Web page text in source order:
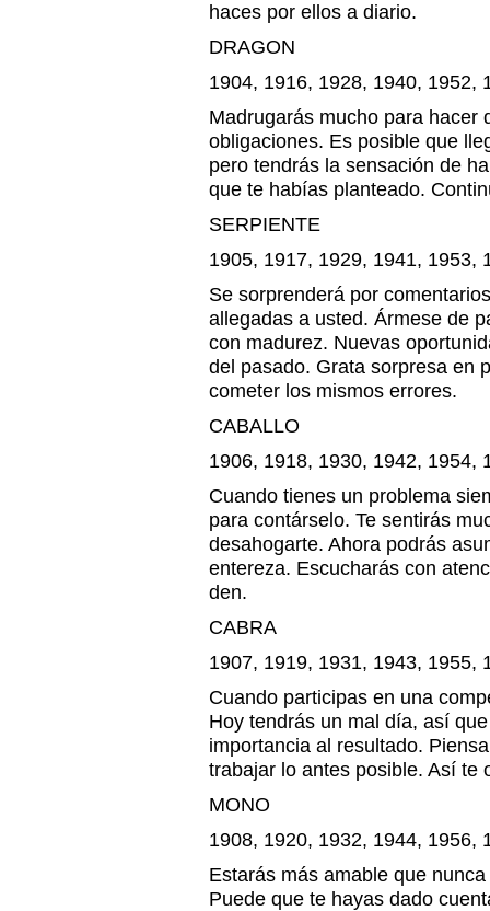
haces por ellos a diario.
DRAGON
1904, 1916, 1928, 1940, 1952,
Madrugarás mucho para hacer
obligaciones. Es posible que
pero tendrás la sensación de
que te habías planteado.
SERPIENTE
1905, 1917, 1929, 1941, 1953,
Se sorprenderá por
allegadas a usted. Ármese de
con madurez. Nuevas
del pasado. Grata sorpresa en
cometer los mismos errores.
CABALLO
1906, 1918, 1930, 1942, 1954,
Cuando tienes un problema
para contárselo. Te sentirás
desahogarte. Ahora podrás
entereza. Escucharás con
den.
CABRA
1907, 1919, 1931, 1943, 1955,
Cuando participas en una
Hoy tendrás un mal día, así
importancia al resultado.
trabajar lo antes posible. Así te
MONO
1908, 1920, 1932, 1944, 1956,
Estarás más amable que
Puede que te hayas dado